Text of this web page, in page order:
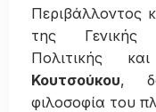
Περιβάλλοντος
της Γενικής
Πολιτικής
Κουτσούκου,
φιλοσοφία του